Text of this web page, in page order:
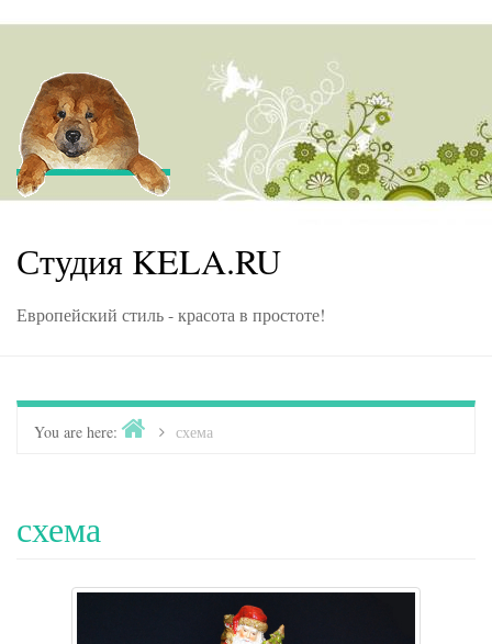
Студия KELA.RU
Европейский стиль - красота в простоте!
You are here: Homeсхема
схема